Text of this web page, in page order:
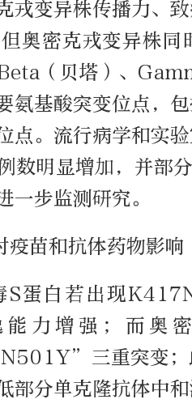
戎变异株传播力、
奥密克戎变异株
（贝塔）、
氨基酸突变位点，
点。流行病学和实
数明显增加，并部
一步监测研究。
苗和抗体药物影响
S蛋白若出现
力增强；而奥
三重突变；
部分单克隆抗体中